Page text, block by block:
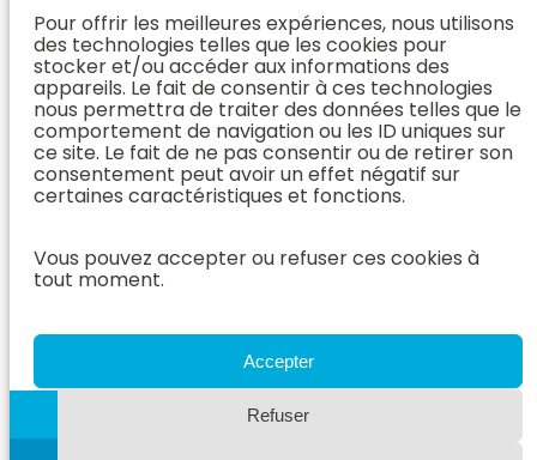
Pour offrir les meilleures expériences, nous utilisons
des technologies telles que les cookies pour
stocker et/ou accéder aux informations des
appareils. Le fait de consentir à ces technologies
nous permettra de traiter des données telles que le
comportement de navigation ou les ID uniques sur
ce site. Le fait de ne pas consentir ou de retirer son
consentement peut avoir un effet négatif sur
certaines caractéristiques et fonctions.
Vous pouvez accepter ou refuser ces cookies à
tout moment.
Accepter
Refuser
Prendre
rendez-vous
Après mon
rendez-vous
Espace
Vétérinaire
cas
Nous rejoindre
AzurVet
(Chirurgie &
Orthopédie)
Dentisterie &
ORL
L’Équipe
Dentisterie &
ORL
(Dentisterie &
ORL)
L’Équipe
Hospitalisation
En Savoir Plus
(Hospitalisation)
Médecine
Interne
En Savoir
Plus
(Médecine
Interne)
Neurologie
Neurologie
(Neurologie)